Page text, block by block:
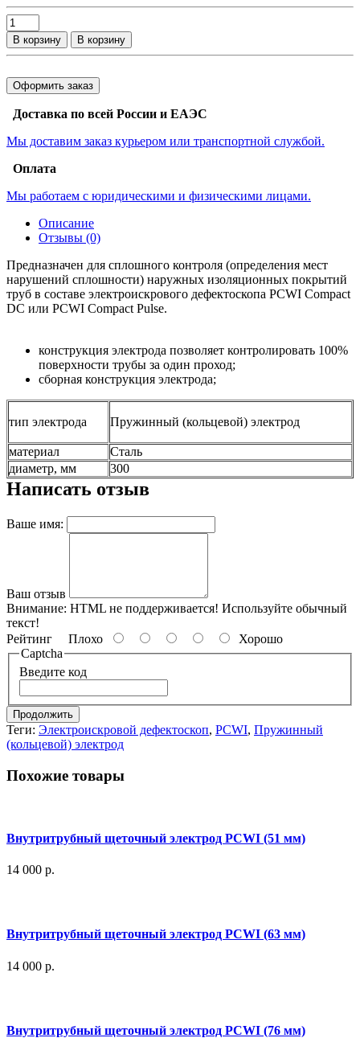
В корзину В корзину
Оформить заказ
Доставка по всей России и ЕАЭС
Мы доставим заказ курьером или транспортной службой.
Оплата
Мы работаем с юридическими и физическими лицами.
Описание
Отзывы (0)
Предназначен для сплошного контроля (определения мест
нарушений сплошности) наружных изоляционных покрытий
труб в составе электроискрового дефектоскопа PCWI Compact
DC или PCWI Compact Pulse.
конструкция электрода позволяет контролировать 100%
поверхности трубы за один проход;
сборная конструкция электрода;
тип электрода Пружинный (кольцевой) электрод
материал
Сталь
диаметр, мм
300
Написать отзыв
Ваше имя:
Ваш отзыв
Внимание: HTML не поддерживается! Используйте обычный
текст!
Рейтинг Плохо
Хорошо
Captcha
Введите код
Продолжить
Теги: Электроискровой дефектоскоп, PCWI, Пружинный
(кольцевой) электрод
Похожие товары
Внутритрубный щеточный электрод PCWI (51 мм)
14 000 р.
Внутритрубный щеточный электрод PCWI (63 мм)
14 000 р.
Внутритрубный щеточный электрод PCWI (76 мм)